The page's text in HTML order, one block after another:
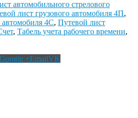
автомобильного стрелового
лист грузового автомобиля 4П,
автомобиля 4С, Путевой лист
, Табель учета рабочего времени,
Google +EmailVK